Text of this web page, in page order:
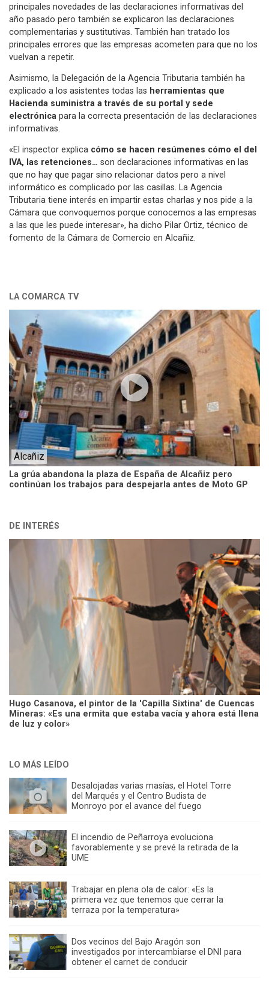
principales novedades de las declaraciones informativas del
año pasado pero también se explicaron las declaraciones
complementarias y sustitutivas. También han tratado los
principales errores que las empresas acometen para que no los
vuelvan a repetir.
Asimismo, la Delegación de la Agencia Tributaria también ha
explicado a los asistentes todas las herramientas que
Hacienda suministra a través de su portal y sede
electrónica para la correcta presentación de las declaraciones
informativas.
«El inspector explica cómo se hacen resúmenes cómo el del
IVA, las retenciones… son declaraciones informativas en las
que no hay que pagar sino relacionar datos pero a nivel
informático es complicado por las casillas. La Agencia
Tributaria tiene interés en impartir estas charlas y nos pide a la
Cámara que convoquemos porque conocemos a las empresas
a las que les puede interesar», ha dicho Pilar Ortiz, técnico de
fomento de la Cámara de Comercio en Alcañiz.
LA COMARCA TV
La grúa abandona la plaza de España de Alcañiz pero
continúan los trabajos para despejarla antes de Moto GP
Alcañiz
DE INTERÉS
Hugo Casanova, el pintor de la 'Capilla Sixtina' de Cuencas
Mineras: «Es una ermita que estaba vacía y ahora está llena
de luz y color»
LO MÁS LEÍDO
Desalojadas varias masías, el Hotel Torre
del Marqués y el Centro Budista de
Monroyo por el avance del fuego
El incendio de Peñarroya evoluciona
favorablemente y se prevé la retirada de la
UME
Trabajar en plena ola de calor: «Es la
primera vez que tenemos que cerrar la
terraza por la temperatura»
Dos vecinos del Bajo Aragón son
investigados por intercambiarse el DNI para
obtener el carnet de conducir